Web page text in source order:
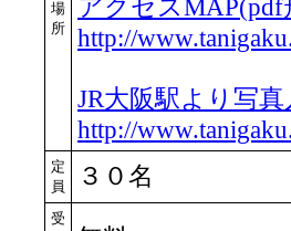
場
所
アクセスMAP(pdf
http://
JR大阪駅より写
http://
定
員
３０名
受